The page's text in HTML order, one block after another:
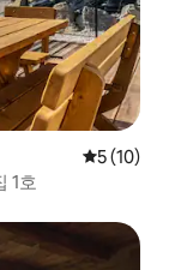
평점 5점
5 (10)
1호